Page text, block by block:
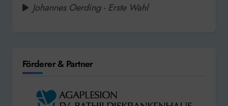
Johannes Oerding - Erste Wahl
Förderer & Partner